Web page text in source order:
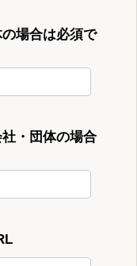
場合は必須で
・団体の場合